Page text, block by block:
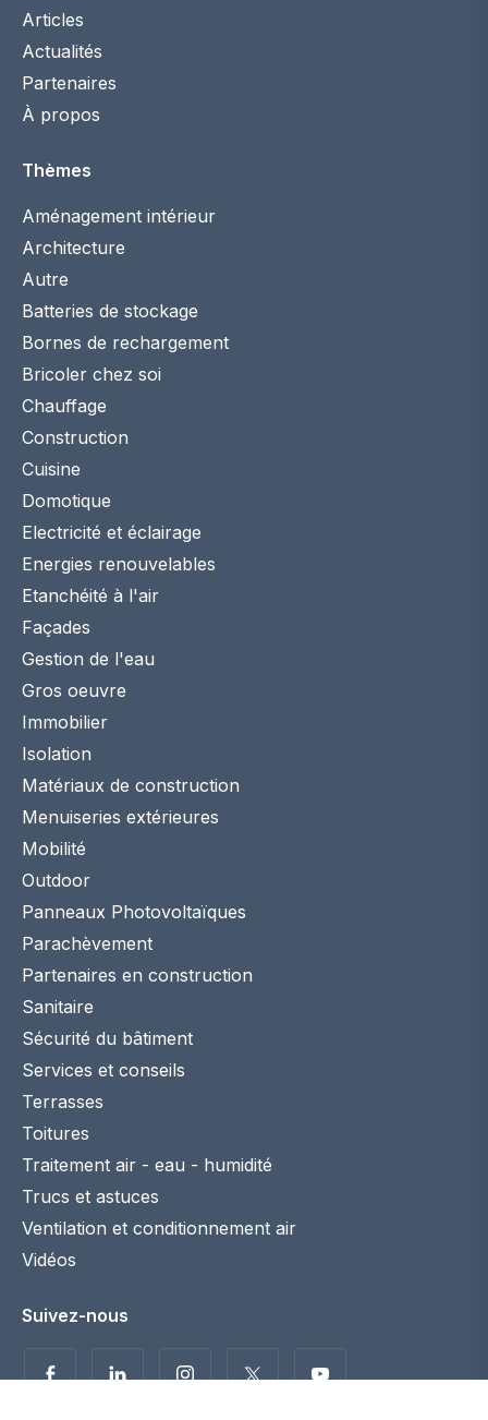
Articles
Actualités
Partenaires
À propos
Thèmes
Aménagement intérieur
Architecture
Autre
Batteries de stockage
Bornes de rechargement
Bricoler chez soi
Chauffage
Construction
Cuisine
Domotique
Electricité et éclairage
Energies renouvelables
Etanchéité à l'air
Façades
Gestion de l'eau
Gros oeuvre
Immobilier
Isolation
Matériaux de construction
Menuiseries extérieures
Mobilité
Outdoor
Panneaux Photovoltaïques
Parachèvement
Partenaires en construction
Sanitaire
Sécurité du bâtiment
Services et conseils
Terrasses
Toitures
Traitement air - eau - humidité
Trucs et astuces
Ventilation et conditionnement air
Vidéos
Suivez-nous